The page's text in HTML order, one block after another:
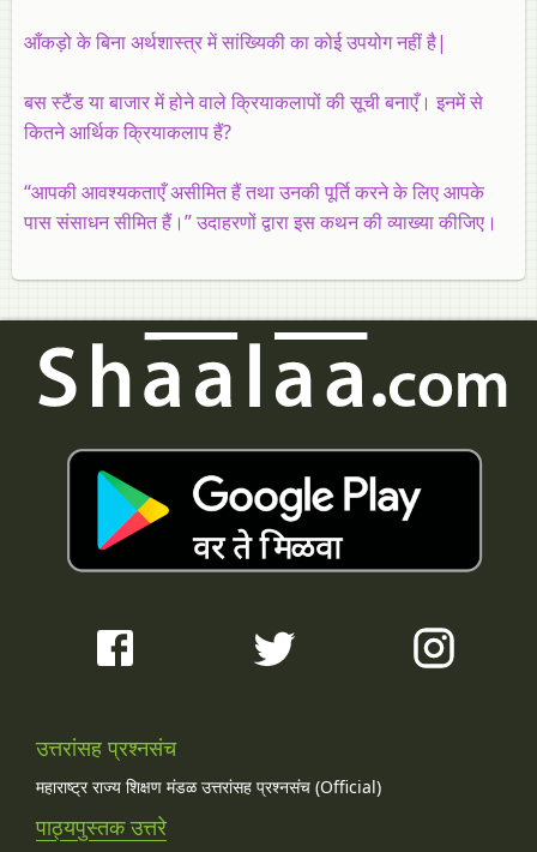
आँकड़ो के बिना अर्थशास्त्र में सांख्यिकी का कोई उपयोग नहीं है|
बस स्टैंड या बाजार में होने वाले क्रियाकलापों की सूची बनाएँ। इनमें से
कितने आर्थिक क्रियाकलाप हैं?
“आपकी आवश्यकताएँ असीमित हैं तथा उनकी पूर्ति करने के लिए आपके
पास संसाधन सीमित हैं।” उदाहरणों द्वारा इस कथन की व्याख्या कीजिए।
उत्तरांसह प्रश्नसंच
महाराष्ट्र राज्य शिक्षण मंडळ उत्तरांसह प्रश्नसंच (Official)
पाठ्यपुस्तक उत्तरे